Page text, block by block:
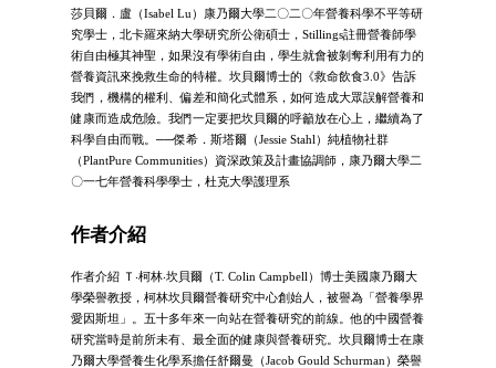
莎貝爾．盧（Isabel Lu）康乃爾大學二〇二〇年營養科學不平等研
究學士，北卡羅來納大學研究所公衛碩士，Stillings註冊營養師學
術自由極其神聖，如果沒有學術自由，學生就會被剝奪利用有力的
營養資訊來挽救生命的特權。坎貝爾博士的《救命飲食3.0》告訴
我們，機構的權利、偏差和簡化式體系，如何造成大眾誤解營養和
健康而造成危險。我們一定要把坎貝爾的呼籲放在心上，繼續為了
科學自由而戰。──傑希．斯塔爾（Jessie Stahl）純植物社群
（PlantPure Communities）資深政策及計畫協調師，康乃爾大學二
〇一七年營養科學學士，杜克大學護理系
作者介紹
作者介紹 Ｔ‧柯林‧坎貝爾（T. Colin Campbell）博士美國康乃爾大
學榮譽教授，柯林坎貝爾營養研究中心創始人，被譽為「營養學界
愛因斯坦」。五十多年來一向站在營養研究的前線。他的中國營養
研究當時是前所未有、最全面的健康與營養研究。坎貝爾博士在康
乃爾大學營養生化學系擔任舒爾曼（Jacob Gould Schurman）榮譽